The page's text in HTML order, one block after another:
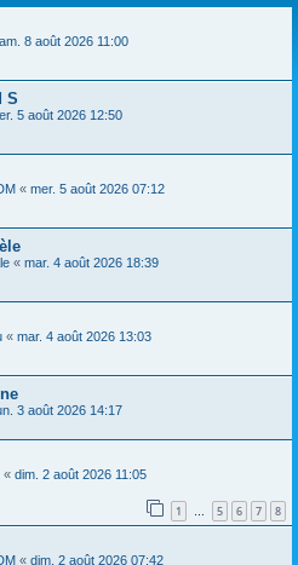
r
8 août 2026 11:00
S
5 août 2026 12:50
« mer. 5 août 2026 07:12
« mar. 4 août 2026 18:39
« mar. 4 août 2026 13:03
3 août 2026 14:17
« dim. 2 août 2026 11:05
1 5 6 7 8
« dim. 2 août 2026 07:42